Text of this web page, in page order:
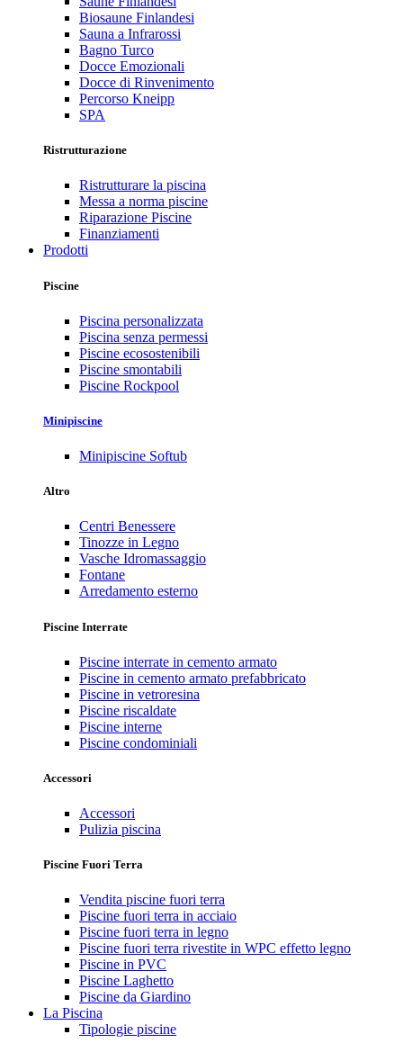
Biosaune Finlandesi
Sauna a Infrarossi
Bagno Turco
Docce Emozionali
Docce di Rinvenimento
Percorso Kneipp
SPA
Ristrutturazione
Ristrutturare la piscina
Messa a norma piscine
Riparazione Piscine
Finanziamenti
Prodotti
Piscine
Piscina personalizzata
Piscina senza permessi
Piscine ecosostenibili
Piscine smontabili
Piscine Rockpool
Minipiscine
Minipiscine Softub
Altro
Centri Benessere
Tinozze in Legno
Vasche Idromassaggio
Fontane
Arredamento esterno
Piscine Interrate
Piscine interrate in cemento armato
Piscine in cemento armato prefabbricato
Piscine in vetroresina
Piscine riscaldate
Piscine interne
Piscine condominiali
Accessori
Accessori
Pulizia piscina
Piscine Fuori Terra
Vendita piscine fuori terra
Piscine fuori terra in acciaio
Piscine fuori terra in legno
Piscine fuori terra rivestite in WPC effetto legno
Piscine in PVC
Piscine Laghetto
Piscine da Giardino
La Piscina
Tipologie piscine